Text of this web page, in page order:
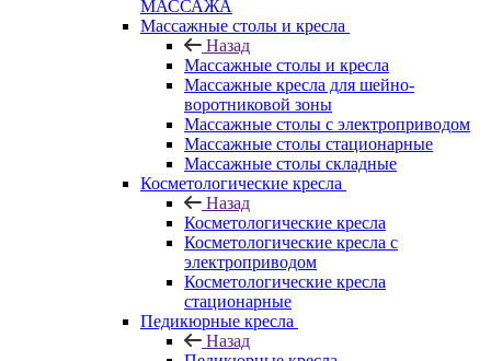
МАССАЖА
Массажные столы и кресла
Назад
Массажные столы и кресла
Массажные кресла для шейно-
воротниковой зоны
Массажные столы с электроприводом
Массажные столы стационарные
Массажные столы складные
Косметологические кресла
Назад
Косметологические кресла
Косметологические кресла с
электроприводом
Косметологические кресла
стационарные
Педикюрные кресла
Назад